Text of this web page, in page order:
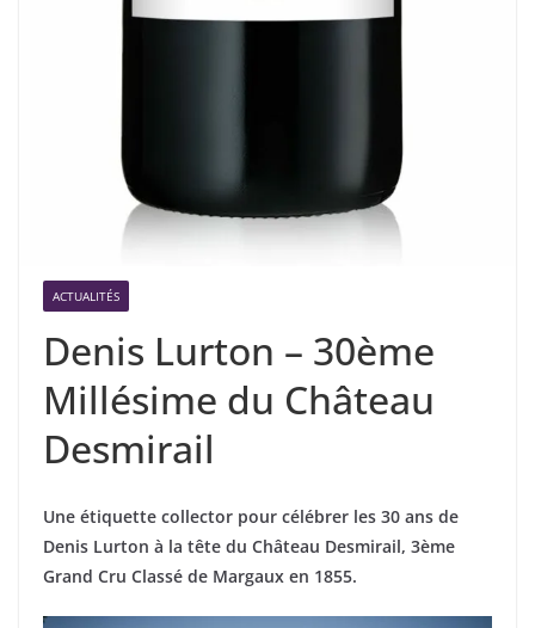
ACTUALITÉS
Denis Lurton – 30ème
Millésime du Château
Desmirail
Une étiquette collector pour célébrer les 30 ans de
Denis Lurton à la tête du Château Desmirail, 3ème
Grand Cru Classé de Margaux en 1855.